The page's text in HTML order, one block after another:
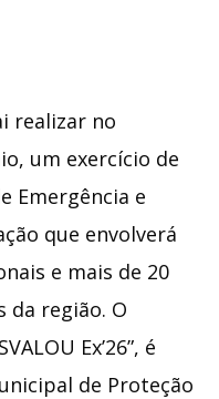
realizar no
um exercício de
Emergência e
que envolverá
e mais de 20
da região. O
Ex’26”, é
de Proteção